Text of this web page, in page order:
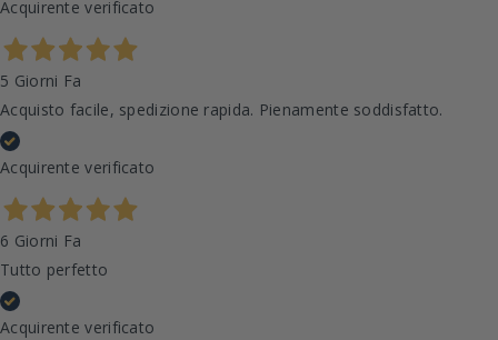
Acquirente verificato
5 Giorni Fa
Acquisto facile, spedizione rapida. Pienamente soddisfatto.
Acquirente verificato
6 Giorni Fa
Tutto perfetto
Acquirente verificato